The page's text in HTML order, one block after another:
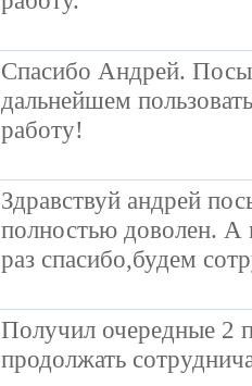
Спасибо Андрей.
дальнейшем
работу!
Здравствуй андрей
полностью доволен. А
раз спасибо,будем
Получил очередные 2
продолжать